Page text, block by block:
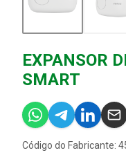
EXPANSOR
SMART
Código do Fabricante: